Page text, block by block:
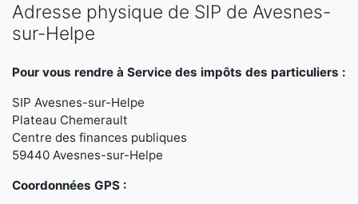
Adresse physique de SIP de Avesnes-
sur-Helpe
Pour vous rendre à Service des impôts des particuliers :
SIP Avesnes-sur-Helpe
Plateau Chemerault
Centre des finances publiques
59440 Avesnes-sur-Helpe
Coordonnées GPS :